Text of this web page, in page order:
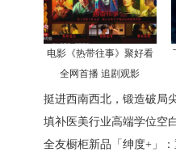
电影《热带往事》聚好看
全网首播 追剧观影
挺进西南西北，锻造破局
填补医美行业高端学位空
全友橱柜新品「绅度+」